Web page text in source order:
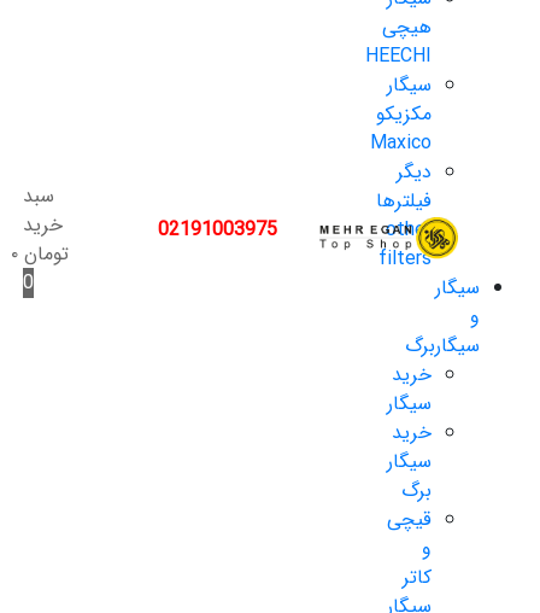
هیچی
HEECHI
سیگار
مکزیکو
Maxico
دیگر
فیلترها
other
filters
سیگار
و
سیگاربرگ
خرید
سیگار
خرید
سیگار
برگ
قیچی
و
کاتر
سیگار
02191003975
سبد
خرید
تومان۰
0